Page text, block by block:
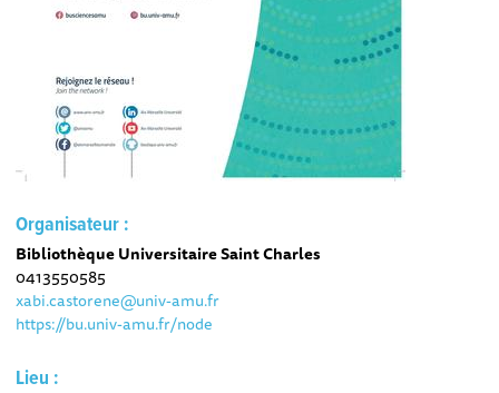
Organisateur :
Bibliothèque Universitaire Saint Charles
0413550585
xabi.castorene@univ-amu.fr
https://bu.univ-amu.fr/node
Lieu :